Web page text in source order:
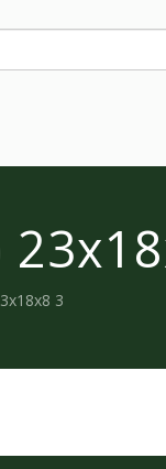
3